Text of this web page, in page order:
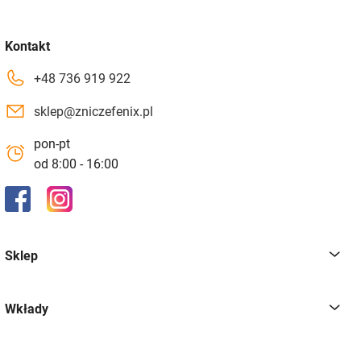
Kontakt
+48 736 919 922
sklep@zniczefenix.pl
pon-pt
od 8:00 - 16:00
Sklep
Wkłady